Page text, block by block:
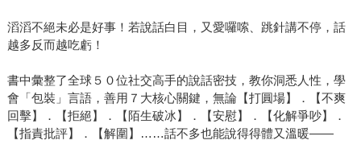
滔滔不絕未必是好事！若說話白目，又愛囉嗦、跳針講不停，話
越多反而越吃虧！
書中彙整了全球５０位社交高手的說話密技，教你洞悉人性，學
會「包裝」言語，善用７大核心關鍵，無論【打圓場】．【不爽
回擊】．【拒絕】．【陌生破冰】．【安慰】．【化解爭吵】．
【指責批評】．【解圍】……話不多也能說得得體又溫暖——